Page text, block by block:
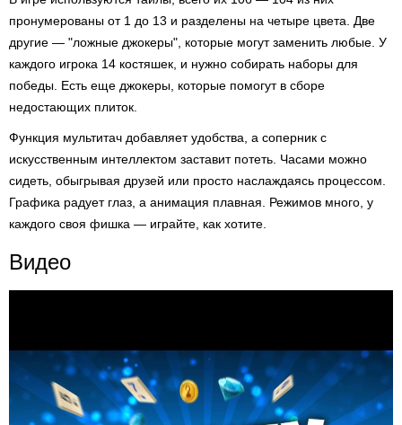
пронумерованы от 1 до 13 и разделены на четыре цвета. Две
другие — "ложные джокеры", которые могут заменить любые. У
каждого игрока 14 костяшек, и нужно собирать наборы для
победы. Есть еще джокеры, которые помогут в сборе
недостающих плиток.
Функция мультитач добавляет удобства, а соперник с
искусственным интеллектом заставит потеть. Часами можно
сидеть, обыгрывая друзей или просто наслаждаясь процессом.
Графика радует глаз, а анимация плавная. Режимов много, у
каждого своя фишка — играйте, как хотите.
Видео